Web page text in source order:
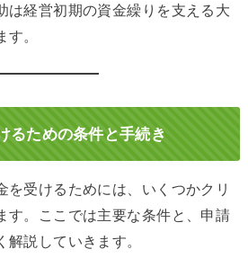
は経営初期の資金繰りを支える大
。
るための条件と手続き
を受けるためには、いくつかクリ
す。ここでは主要な条件と、申請
説していきます。